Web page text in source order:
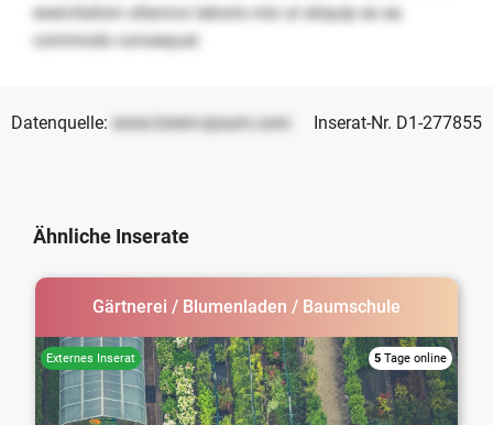
exercitation ullamco laboris nisi ut aliquip ex ea
commodo consequat.
Datenquelle: www.lorem-ipsum.com Inserat-Nr. D1-277855
Ähnliche Inserate
Gärtnerei / Blumenladen / Baumschule
5 Tage online